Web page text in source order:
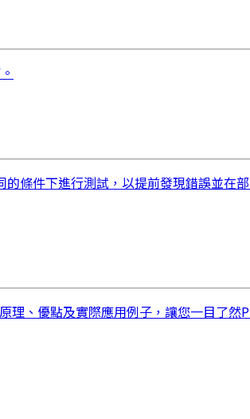
條件下進行測試，以提前發現錯誤並在
、優點及實際應用例子，讓您一目了然